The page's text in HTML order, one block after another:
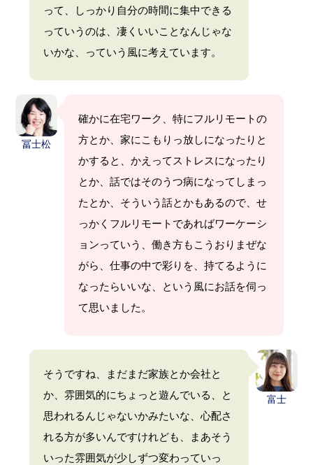
って、しっかり自分の時間に集中できる
っていうのは、凄くいいことなんじゃな
いかな、っていう風に考えています。
冨士松
確かに在宅ワーク、特にフルリモートの
方とか、家にこもりっ放しになったりと
かすると、かえってストレスになったり
とか、話ではそのうつ病になってしまっ
たとか、そういう話とかもあるので、せ
っかくフルリモートであればワーケーシ
ョンっていう、働き方もこうおりまぜな
がら、仕事の中で彩りを、持てるように
なったらいいな、という風にお話を伺っ
て思いました。
富士
そうですね、まだまだ家族とか会社と
か、雰囲気的にちょっと遊んでいる、と
思われるんじゃないかみたいな、心配さ
れる方が多いんですけれども、まあそう
いった雰囲気が少しずつ変わっていっ